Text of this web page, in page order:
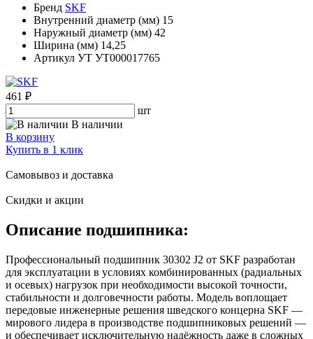
Бренд SKF
Внутренний диаметр (мм) 15
Наружный диаметр (мм) 42
Ширина (мм) 14,25
Артикул УТ УТ000017765
461 ₽
шт
В наличии
В корзину
Купить в 1 клик
Самовывоз и доставка
Скидки и акции
Описание подшипника:
Профессиональный подшипник 30302 J2 от SKF разработан
для эксплуатации в условиях комбинированных (радиальных
и осевых) нагрузок при необходимости высокой точности,
стабильности и долговечности работы. Модель воплощает
передовые инженерные решения шведского концерна SKF —
мирового лидера в производстве подшипниковых решений —
и обеспечивает исключительную надёжность даже в сложных